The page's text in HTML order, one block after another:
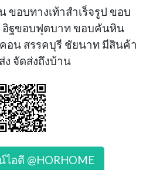
อบทางเท้าสำเร็จรูป ขอบ
ฐขอบฟุตบาท ขอบคันหิน
อน สรรคบุรี ชัยนาท มีสินค้า
ง จัดส่งถึงบ้าน
อดี @HORHOME